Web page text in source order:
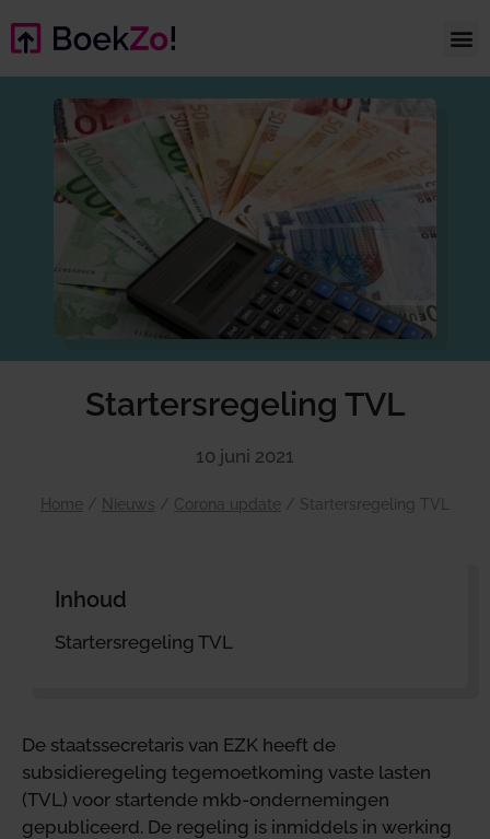
Startersregeling TVL
10 juni 2021
Home / Nieuws / Corona update / Startersregeling TVL
Inhoud
Startersregeling TVL
De staatssecretaris van EZK heeft de
subsidieregeling tegemoetkoming vaste lasten
(TVL) voor startende mkb-ondernemingen
gepubliceerd. De regeling is inmiddels in werking